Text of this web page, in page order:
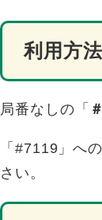
利用方法
局番なしの「
「#7119」へ
さい。